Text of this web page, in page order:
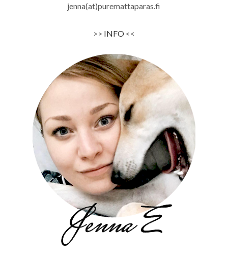
jenna(at)puremattaparas.fi
>> INFO<<